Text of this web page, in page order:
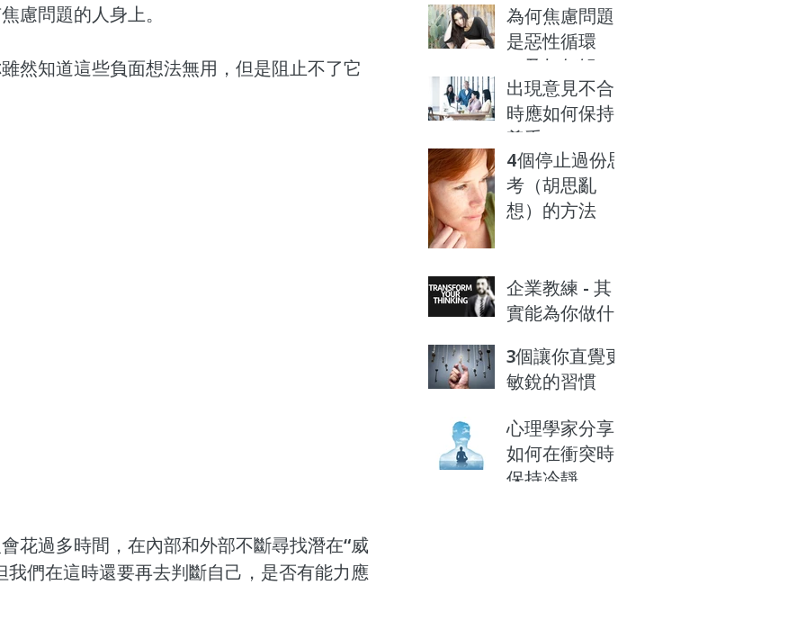
慮問題的人身上。
然知道這些負面想法無用，但是阻止不了它
花過多時間，在內部和外部不斷尋找潛在“威
我們在這時還要再去判斷自己，是否有能力應
為何焦慮問題
是惡性循環
（及如何解
決）
出現意見不合
時應如何保持
尊重
4個停止過份思
考（胡思亂
想）的方法
企業教練 - 其
實能為你做什
3個讓你直覺更
敏銳的習慣
心理學家分享
如何在衝突時
保持冷靜